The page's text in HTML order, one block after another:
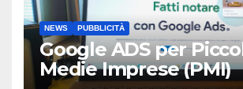
NEWS PUBBLICITÀ
Google ADS per
Medie Imprese (PMI)